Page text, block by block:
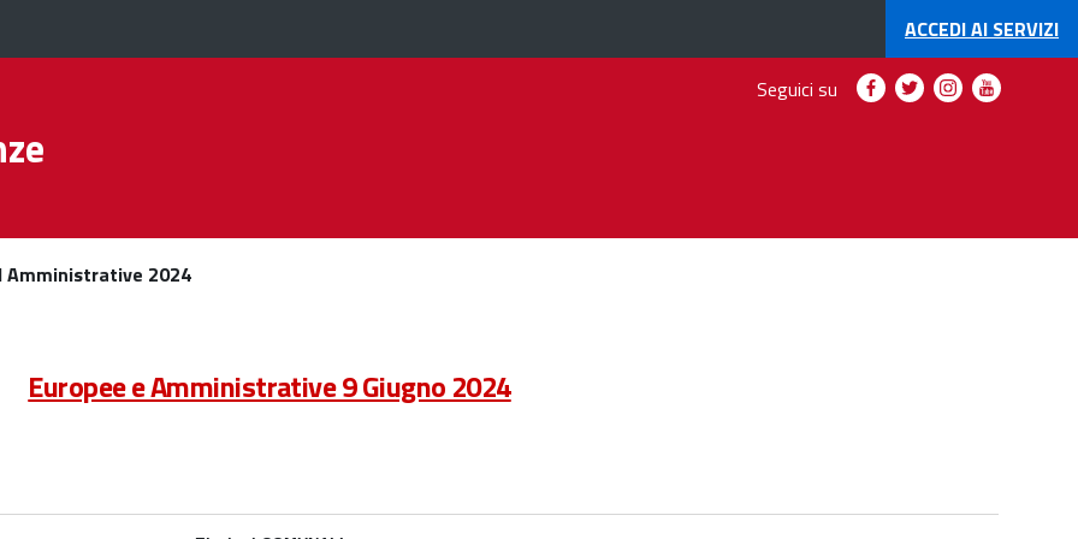
ACCEDI AI SERVIZI
Seguici su
SeguiciSeguiciSeguiciSeguici
Amministrative 2024
Europee e Amministrative 9 Giugno 2024